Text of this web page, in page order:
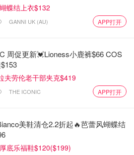
右，根据自家烤箱脾性上下微
面金黄就可以了.
蝶结上衣$132
GANNI UK (AU) APP打开
周促更新💓Lioness小鹿裤$66 COS
夫劳伦老干部夹克$419
THE ICONIC APP打开
美鞋清仓2.2折起🔥芭蕾风蝴蝶结
底乐福鞋$120($199)